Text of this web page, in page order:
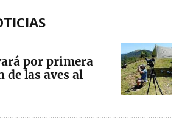
por primera
de las aves al